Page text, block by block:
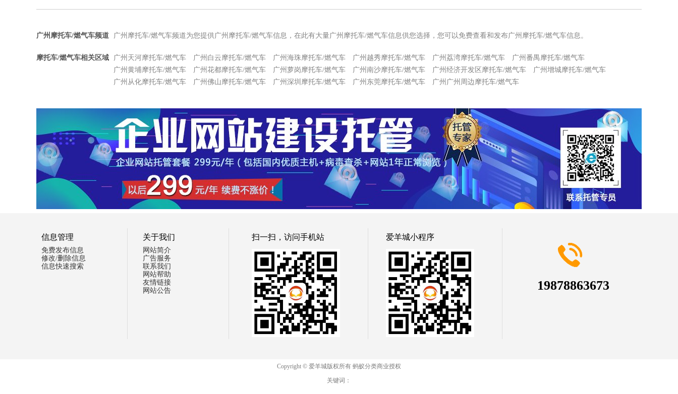
广州摩托车/燃气车频道 广州摩托车/燃气车频道为您提供广州摩托车/燃气车信息，在此有大量广州摩托车/燃气车信息供您选择，您可以免费查看和发布广州摩托车/燃气车信息。
摩托车/燃气车相关区域 广州天河摩托车/燃气车 广州白云摩托车/燃气车 广州海珠摩托车/燃气车 广州越秀摩托车/燃气车 广州荔湾摩托车/燃气车
广州番禺摩托车/燃气车
广州黄埔摩托车/燃气车
广州花都摩托车/燃气车 广州萝岗摩托车/燃气车 广州南沙摩托车/燃气车 广州经济开发区摩托车/燃气车
广州增城摩托车/燃气车
广州从化摩托车/燃气车
广州佛山摩托车/燃气车 广州深圳摩托车/燃气车 广州东莞摩托车/燃气车 广州广州周边摩托车/燃气车
信息管理
免费发布信息
修改/删除信息
信息快速搜索
关于我们
网站简介
广告服务
联系我们
网站帮助
友情链接
网站公告
扫一扫，访问手机站 爱羊城小程序
19878863673
Copyright © 爱羊城版权所有 蚂蚁分类商业授权
关键词：